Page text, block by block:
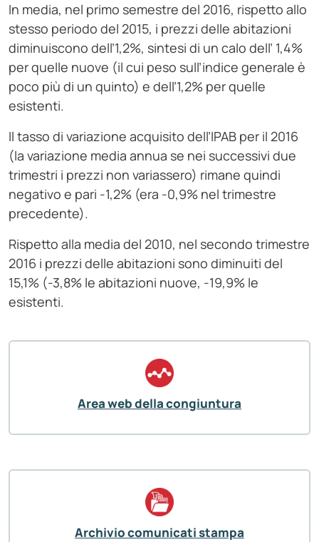
In media, nel primo semestre del 2016, rispetto allo
stesso periodo del 2015, i prezzi delle abitazioni
diminuiscono dell’1,2%, sintesi di un calo dell’ 1,4%
per quelle nuove (il cui peso sull’indice generale è
poco più di un quinto) e dell’1,2% per quelle
esistenti.
Il tasso di variazione acquisito dell’IPAB per il 2016
(la variazione media annua se nei successivi due
trimestri i prezzi non variassero) rimane quindi
negativo e pari -1,2% (era -0,9% nel trimestre
precedente).
Rispetto alla media del 2010, nel secondo trimestre
2016 i prezzi delle abitazioni sono diminuiti del
15,1% (-3,8% le abitazioni nuove, -19,9% le
esistenti.
Area web della congiuntura
Archivio comunicati stampa